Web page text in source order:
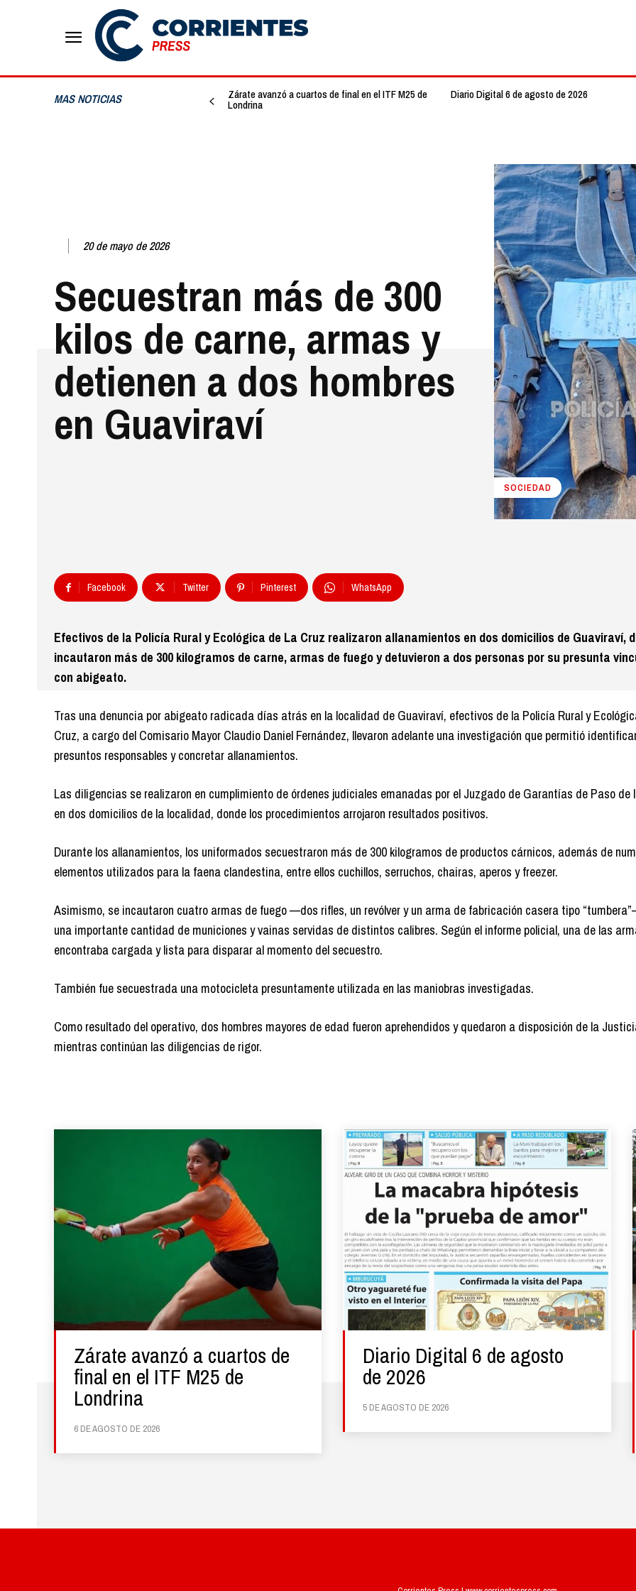
MAS NOTICIAS Zárate avanzó a cuartos de final en el ITF M25 de
Londrina
Diario Digital 6 de agosto de 2026
20 de mayo de 2026
Secuestran más de 300
kilos de carne, armas y
detienen a dos hombres
en Guaviraví
SOCIEDAD
Facebook Twitter Pinterest WhatsApp
Efectivos de la Policía Rural y Ecológica de La Cruz realizaron allanamientos en dos domicilios de Guaviraví,
incautaron más de 300 kilogramos de carne, armas de fuego y detuvieron a dos personas por su presunta
con abigeato.
Tras una denuncia por abigeato radicada días atrás en la localidad de Guaviraví, efectivos de la Policía Rural y
Cruz, a cargo del Comisario Mayor Claudio Daniel Fernández, llevaron adelante una investigación que permitió
presuntos responsables y concretar allanamientos.
Las diligencias se realizaron en cumplimiento de órdenes judiciales emanadas por el Juzgado de Garantías de Paso de
en dos domicilios de la localidad, donde los procedimientos arrojaron resultados positivos.
Durante los allanamientos, los uniformados secuestraron más de 300 kilogramos de productos cárnicos, además de
elementos utilizados para la faena clandestina, entre ellos cuchillos, serruchos, chairas, aperos y freezer.
Asimismo, se incautaron cuatro armas de fuego —dos rifles, un revólver y un arma de fabricación casera tipo
una importante cantidad de municiones y vainas servidas de distintos calibres. Según el informe policial, una de las
encontraba cargada y lista para disparar al momento del secuestro.
También fue secuestrada una motocicleta presuntamente utilizada en las maniobras investigadas.
Como resultado del operativo, dos hombres mayores de edad fueron aprehendidos y quedaron a disposición de la
mientras continúan las diligencias de rigor.
Zárate avanzó a cuartos de
final en el ITF M25 de
Londrina
6 DE AGOSTO DE 2026
Diario Digital 6 de agosto
de 2026
5 DE AGOSTO DE 2026